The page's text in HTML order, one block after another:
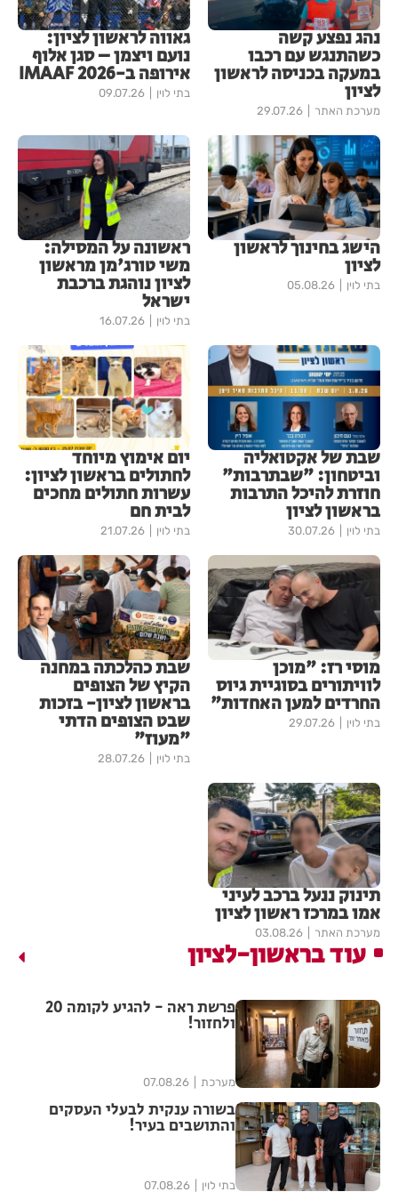
נהג נפצע קשה
כשהתנגש עם רכבו
במעקה בכניסה לראשון
לציון
מערכת האתר 29.07.26
גאווה לראשון לציון:
נועם ויצמן – סגן אלוף
אירופה ב-IMAAF 2026
בתי לוין 09.07.26
הישג בחינוך לראשון
לציון
בתי לוין 05.08.26
ראשונה על המסילה:
משי טורג'מן מראשון
לציון נוהגת ברכבת
ישראל
בתי לוין 16.07.26
שבת של אקטואליה
וביטחון: "שבתרבות"
חוזרת להיכל התרבות
בראשון לציון
בתי לוין 30.07.26
יום אימוץ מיוחד
לחתולים בראשון לציון:
עשרות חתולים מחכים
לבית חם
בתי לוין 21.07.26
מוסי רז: "מוכן
לוויתורים בסוגיית גיוס
החרדים למען האחדות"
בתי לוין 29.07.26
שבת כהלכתה במחנה
הקיץ של הצופים
בראשון לציון- בזכות
שבט הצופים הדתי
"מעוז"
בתי לוין 28.07.26
תינוק ננעל ברכב לעיני
אמו במרכז ראשון לציון
מערכת האתר 03.08.26
עוד בראשון-לציון
פרשת ראה - להגיע לקומה 20
ולחזור!
מערכת 07.08.26
בשורה ענקית לבעלי העסקים
והתושבים בעיר!
בתי לוין 07.08.26